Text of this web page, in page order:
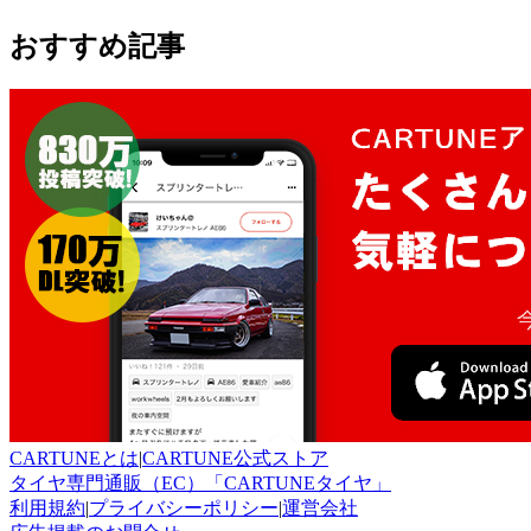
おすすめ記事
CARTUNEとは|CARTUNE公式ストア
タイヤ専門通販（EC）「CARTUNEタイヤ」
利用規約|プライバシーポリシー|運営会社